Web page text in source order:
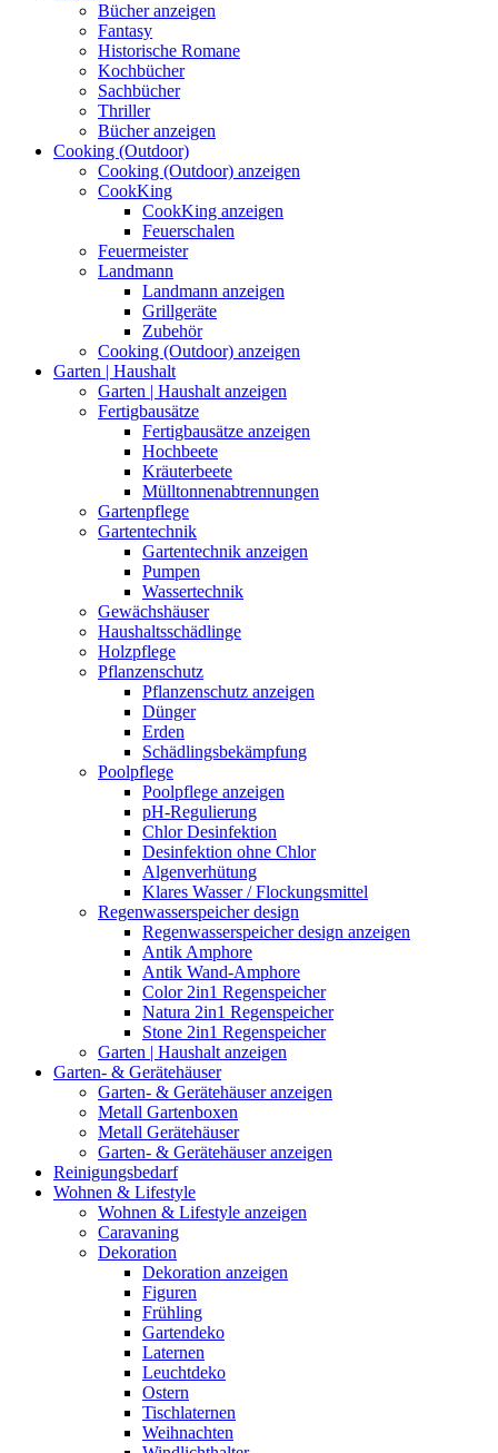
Bücher anzeigen
Fantasy
Historische Romane
Kochbücher
Sachbücher
Thriller
Bücher anzeigen
Cooking (Outdoor)
Cooking (Outdoor) anzeigen
CookKing
CookKing anzeigen
Feuerschalen
Feuermeister
Landmann
Landmann anzeigen
Grillgeräte
Zubehör
Cooking (Outdoor) anzeigen
Garten | Haushalt
Garten | Haushalt anzeigen
Fertigbausätze
Fertigbausätze anzeigen
Hochbeete
Kräuterbeete
Mülltonnenabtrennungen
Gartenpflege
Gartentechnik
Gartentechnik anzeigen
Pumpen
Wassertechnik
Gewächshäuser
Haushaltsschädlinge
Holzpflege
Pflanzenschutz
Pflanzenschutz anzeigen
Dünger
Erden
Schädlingsbekämpfung
Poolpflege
Poolpflege anzeigen
pH-Regulierung
Chlor Desinfektion
Desinfektion ohne Chlor
Algenverhütung
Klares Wasser / Flockungsmittel
Regenwasserspeicher design
Regenwasserspeicher design anzeigen
Antik Amphore
Antik Wand-Amphore
Color 2in1 Regenspeicher
Natura 2in1 Regenspeicher
Stone 2in1 Regenspeicher
Garten | Haushalt anzeigen
Garten- & Gerätehäuser
Garten- & Gerätehäuser anzeigen
Metall Gartenboxen
Metall Gerätehäuser
Garten- & Gerätehäuser anzeigen
Reinigungsbedarf
Wohnen & Lifestyle
Wohnen & Lifestyle anzeigen
Caravaning
Dekoration
Dekoration anzeigen
Figuren
Frühling
Gartendeko
Laternen
Leuchtdeko
Ostern
Tischlaternen
Weihnachten